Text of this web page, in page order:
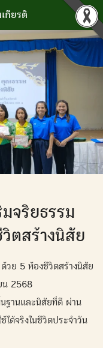
เกียรติ
จริยธรรม
ตสร้างนิสัย
วย 5 ห้องชีวิตสร้างนิสัย
น 2568
ฐานและนิสัยที่ดี ผ่าน
ได้จริงในชีวิตประจำวัน